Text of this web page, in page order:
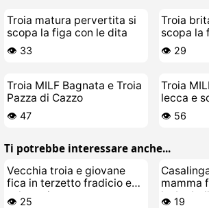
Troia matura pervertita si
scopa la figa con le dita
👁️ 33
Troia
scopa la
👁️ 29
Troia MILF Bagnata e Troia
Pazza di Cazzo
👁️ 47
Troia
lecca e
troietta
👁️ 56
Ti potrebbe interessare anche...
Vecchia troia e giovane
fica in terzetto fradicio e
selvaggio
👁️ 25
mamma
lesbo
👁️ 19